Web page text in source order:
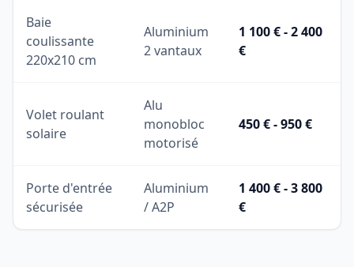
Baie
coulissante
220x210 cm
Aluminium
2 vantaux
1 100 € - 2 400
€
Volet roulant
solaire
Alu
monobloc
motorisé
450 € - 950 €
Porte d'entrée
sécurisée
Aluminium
/ A2P
1 400 € - 3 800
€